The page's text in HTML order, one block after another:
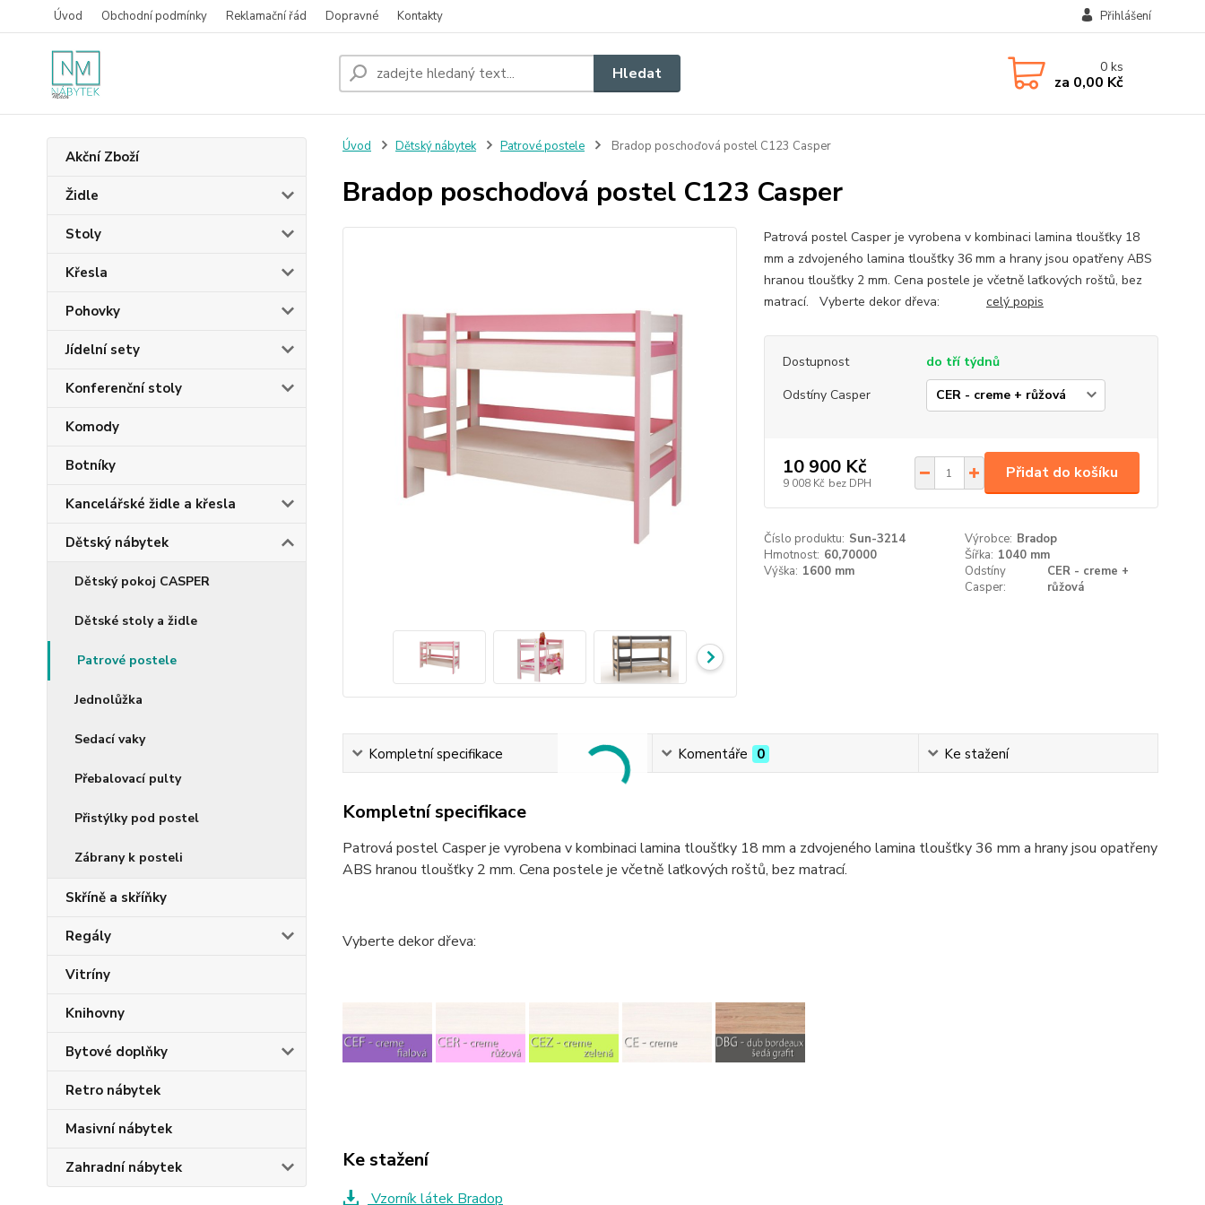
Úvod Obchodní podmínky Reklamační řád Dopravné Kontakty Přihlášení
Hledat 0ks
za 0,00 Kč
Akční Zboží
Židle
Stoly
Křesla
Pohovky
Jídelní sety
Konferenční stoly
Komody
Botníky
Kancelářské židle a křesla
Dětský nábytek
Dětský pokoj CASPER
Dětské stoly a židle
Patrové postele
Jednolůžka
Sedací vaky
Přebalovací pulty
Přistýlky pod postel
Zábrany k posteli
Skříně a skříňky
Regály
Vitríny
Knihovny
Bytové doplňky
Retro nábytek
Masivní nábytek
Zahradní nábytek
Úvod Dětský nábytek Patrové postele Bradop poschoďová postel C123 Casper
Bradop poschoďová postel C123 Casper
Patrová postel Casper je vyrobena v kombinaci lamina tloušťky 18
mm a zdvojeného lamina tloušťky 36 mm a hrany jsou opatřeny ABS
hranou tloušťky 2 mm. Cena postele je včetně laťkových roštů, bez
matrací. Vyberte dekor dřeva: celý popis
Dostupnost
do tří týdnů
Odstíny Casper
10 900 Kč
9 008 Kč bez DPH
Přidat do košíku
Číslo produktu: Sun-3214 Výrobce: Bradop
Hmotnost: 60,70000 Šířka: 1040 mm
Výška: 1600 mm
Odstíny
Casper:
CER - creme +
růžová
Kompletní specifikace Komentáře 0 Ke stažení
Kompletní specifikace
Patrová postel Casper je vyrobena v kombinaci lamina tloušťky 18 mm a zdvojeného lamina tloušťky 36 mm a hrany jsou opatřeny
ABS hranou tloušťky 2 mm. Cena postele je včetně laťkových roštů, bez matrací.
Vyberte dekor dřeva:
Ke stažení
Vzorník látek Bradop